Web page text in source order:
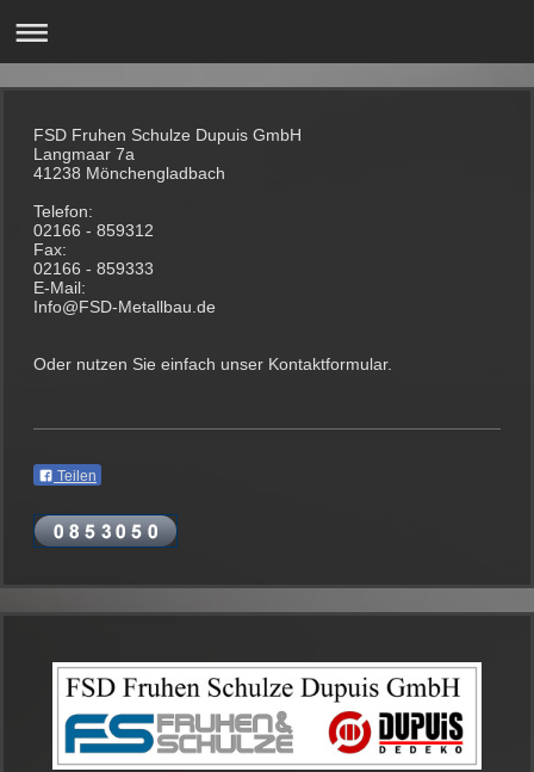
FSD Fruhen Schulze Dupuis GmbH
Langmaar 7a
41238 Mönchengladbach
Telefon:
02166 - 859312
Fax:
02166 - 859333
E-Mail:
Info@FSD-Metallbau.de
Oder nutzen Sie einfach unser Kontaktformular.
Teilen